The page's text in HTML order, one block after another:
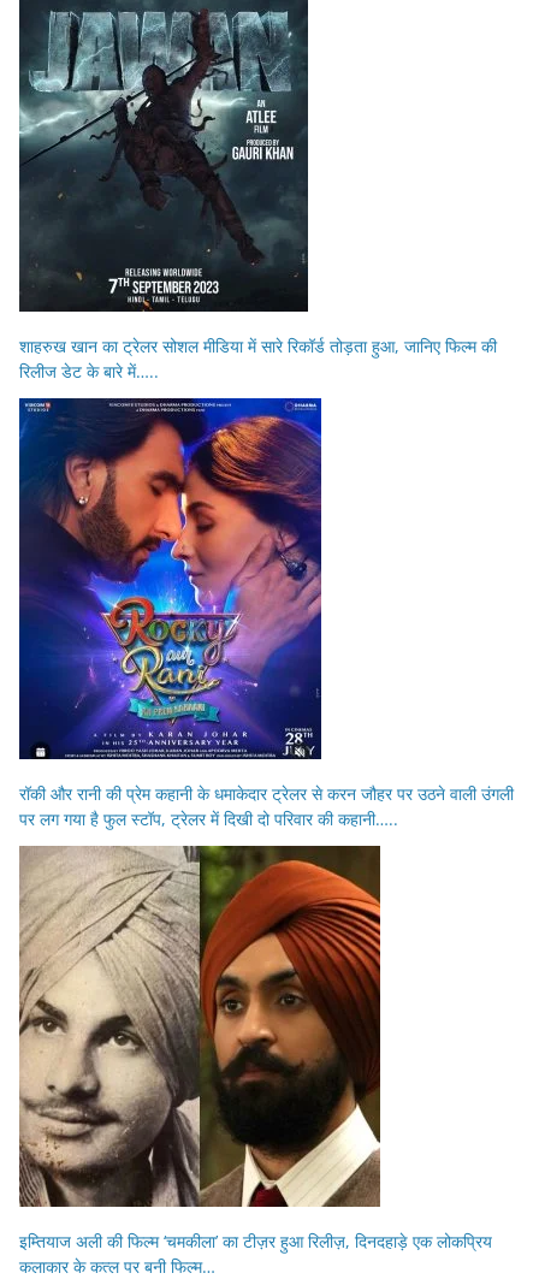
शाहरुख खान का ट्रेलर सोशल मीडिया में सारे रिकॉर्ड तोड़ता हुआ, जानिए फिल्म की
रिलीज डेट के बारे में…..
रॉकी और रानी की प्रेम कहानी के धमाकेदार ट्रेलर से करन जौहर पर उठने वाली उंगली
पर लग गया है फुल स्टॉप, ट्रेलर में दिखी दो परिवार की कहानी…..
इम्तियाज अली की फिल्म ‘चमकीला’ का टीज़र हुआ रिलीज़, दिनदहाड़े एक लोकप्रिय
कलाकार के कत्ल पर बनी फिल्म…